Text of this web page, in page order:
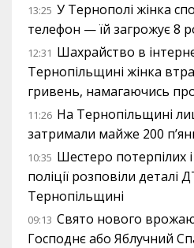
13:25 У Тернополі жінка
телефон — їй загрожує 8
12:31 Шахрайство в
Тернопільщині жінка
гривень, намагаючись
11:26 На Тернопільщині
затримали майже 200
10:35 Шестеро потерпілих
поліції розповіли деталі
Тернопільщині
09:13 Свято нового
Господнє або Яблучний